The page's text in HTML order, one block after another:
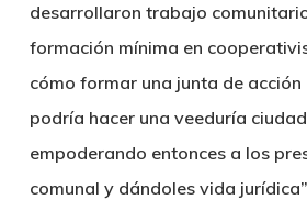
desarrollaron trabajo
formación mínima en
cómo formar una junta de acción
podría hacer una veeduría
empoderando entonces a los
comunal y dándoles vida